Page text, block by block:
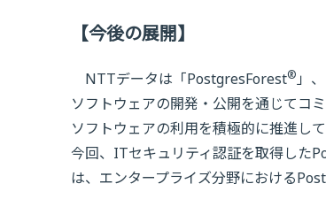
【今後の展開】
NTTデータは「PostgresForest® 」
ソフトウェアの開発・公開を通じてコ
ソフトウェアの利用を積極的に推進して
今回、ITセキュリティ認証を取得した
は、エンタープライズ分野における